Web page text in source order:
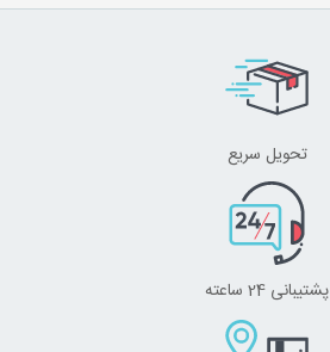
تحویل سریع
پشتیبانی 24 ساعته